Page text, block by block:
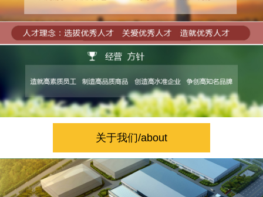
关于我们/about